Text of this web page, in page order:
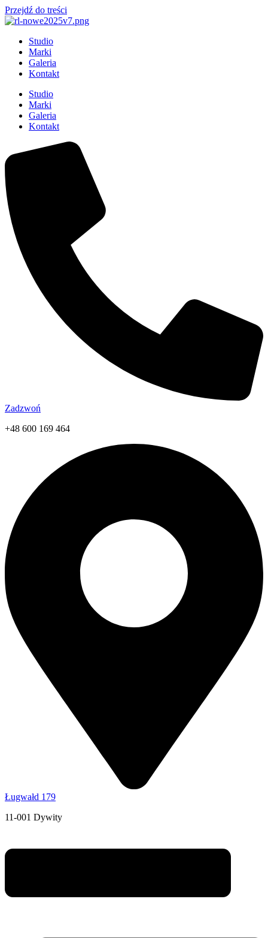
Przejdź do treści
Studio
Marki
Galeria
Kontakt
Studio
Marki
Galeria
Kontakt
Zadzwoń
+48 600 169 464
Ługwałd 179
11-001 Dywity